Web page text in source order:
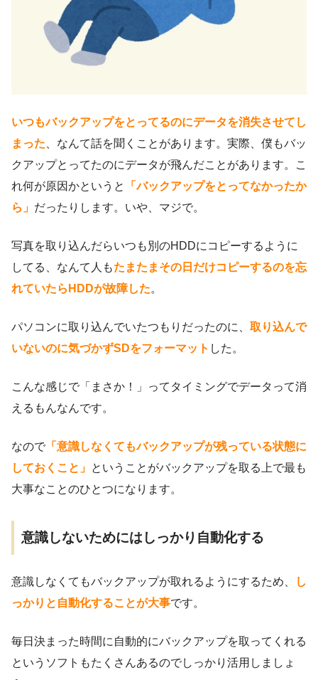
いつもバックアップをとってるのにデータを消失させてし
まった 、なんて話を聞くことがあります。実際、僕もバッ
クアップとってたのにデータが飛んだことがあります。こ
れ何が原因かというと
「バックアップをとってなかったか
ら」 だったりします。いや、マジで。
写真を取り込んだらいつも別のHDDにコピーするように
してる、なんて人もたまたまその日だけコピーするのを忘
れていたらHDDが故障した。
パソコンに取り込んでいたつもりだったのに、 取り込んで
いないのに気づかずSDをフォーマット した。
こんな感じで「まさか！」ってタイミングでデータって消
えるもんなんです。
なので 「意識しなくてもバックアップが残っている状態に
しておくこと」 ということがバックアップを取る上で最も
大事なことのひとつになります。
意識しないためにはしっかり自動化する
意識しなくてもバックアップが取れるようにするため、
し
っかりと自動化することが大事です。
毎日決まった時間に自動的にバックアップを取ってくれる
というソフトもたくさんあるのでしっかり活用しましょ